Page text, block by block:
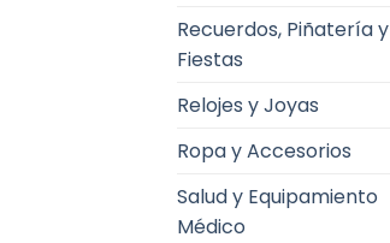
Recuerdos, Piñatería y
Fiestas
Relojes y Joyas
Ropa y Accesorios
Salud y Equipamiento
Médico